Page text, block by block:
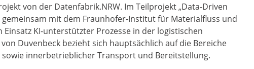
von der Datenfabrik.NRW. Im Teilprojekt „Data-Driven
gemeinsam mit dem Fraunhofer-Institut für Materialfluss und
KI-unterstützter Prozesse in der logistischen
Duvenbeck bezieht sich hauptsächlich auf die Bereiche
innerbetrieblicher Transport und Bereitstellung.